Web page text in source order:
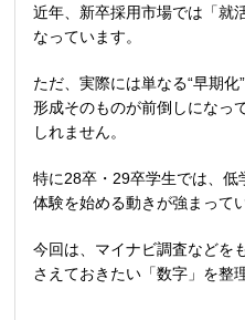
近年、新卒採用市場では「就
なっています。
ただ、実際には単なる“早期化”
形成そのものが前倒しになっ
しれません。
特に28卒・ 29卒学生では、低
体験を始める動きが強まって
今回は、マイナビ調査などを
さえておきたい「数字」を整